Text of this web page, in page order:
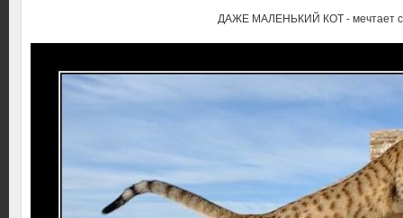
ДАЖЕ МАЛЕНЬКИЙ КОТ - мечтает